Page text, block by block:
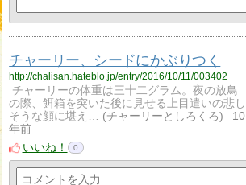
チャーリー、シードにかぶりつく
http://chalisan.hateblo.jp/entry/2016/10/11/003402
チャーリーの体重は三十二グラム。夜の放鳥
の際、餌箱を突いた後に見せる上目遣いの悲し
そうな顔に堪え…
チャーリーとしろくろ
10
年前
いいね！
0